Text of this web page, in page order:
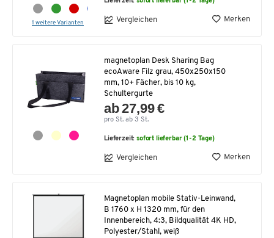
1 weitere Varianten Vergleichen Merken
magnetoplan Desk Sharing Bag
ecoAware Filz grau, 450x250x150
mm, 10+ Fächer, bis 10 kg,
Schultergurte
ab 27,99 €
pro St. ab 3 St.
Lieferzeit:sofort lieferbar (1-2 Tage)
Vergleichen Merken
Magnetoplan mobile Stativ-Leinwand,
B 1760 x H 1320 mm, für den
Innenbereich, 4:3, Bildqualität 4K HD,
Polyester/Stahl, weiß